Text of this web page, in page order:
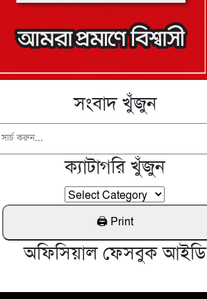
সংবাদ খুঁজুন
ক্যাটাগরি খুঁজুন
অফিসিয়াল ফেসবুক আইডি